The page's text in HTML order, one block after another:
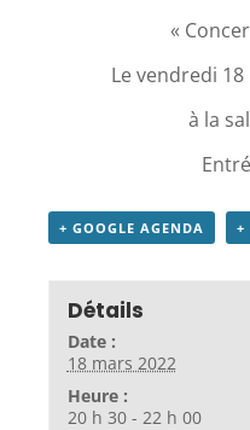
«
Le vendredi
à la
+ GOOGLE AGENDA +
Détails
Date :
18 mars 2022
Heure :
20 h 30 - 22 h 00